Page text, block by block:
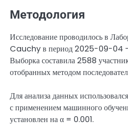
Методология
Исследование проводилось в
Cauchy в период 2025-09-04
Выборка составила 2588
отобранных методом
Для анализа данных
с применением машинного
установлен на α = 0.001.